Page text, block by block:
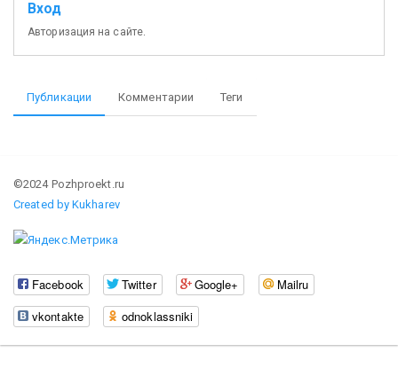
Вход
Авторизация на сайте.
Публикации Комментарии Теги
©2024 Pozhproekt.ru
Created by Kukharev
Facebook Twitter Google+
Mailru
vkontakte
odnoklassniki